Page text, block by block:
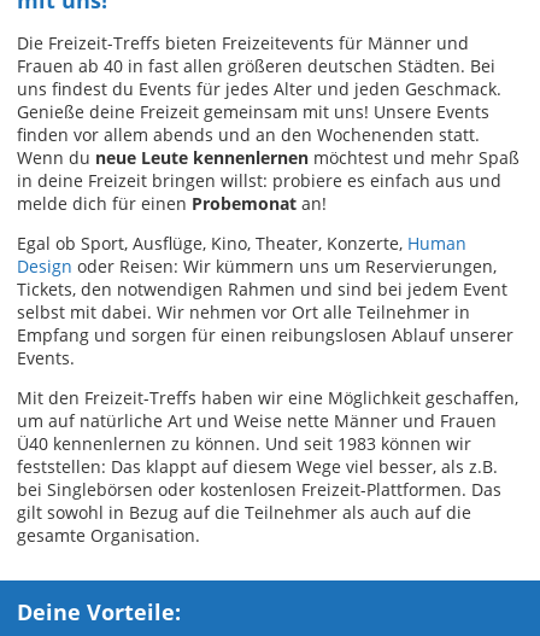
Die Freizeit-Treffs bieten Freizeitevents für Männer und
Frauen ab 40 in fast allen größeren deutschen Städten. Bei
uns findest du Events für jedes Alter und jeden Geschmack.
Genieße deine Freizeit gemeinsam mit uns! Unsere Events
finden vor allem abends und an den Wochenenden statt.
Wenn du neue Leute kennenlernen möchtest und mehr Spaß
in deine Freizeit bringen willst: probiere es einfach aus und
melde dich für einen Probemonat an!
Egal ob Sport, Ausflüge, Kino, Theater, Konzerte, Human
Design oder Reisen: Wir kümmern uns um Reservierungen,
Tickets, den notwendigen Rahmen und sind bei jedem Event
selbst mit dabei. Wir nehmen vor Ort alle Teilnehmer in
Empfang und sorgen für einen reibungslosen Ablauf unserer
Events.
Mit den Freizeit-Treffs haben wir eine Möglichkeit geschaffen,
um auf natürliche Art und Weise nette Männer und Frauen
Ü40 kennenlernen zu können. Und seit 1983 können wir
feststellen: Das klappt auf diesem Wege viel besser, als z.B.
bei Singlebörsen oder kostenlosen Freizeit-Plattformen. Das
gilt sowohl in Bezug auf die Teilnehmer als auch auf die
gesamte Organisation.
Deine Vorteile: